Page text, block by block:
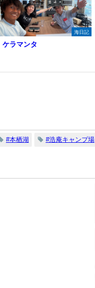
海日記
ケラマンタ
#本栖湖 #浩庵キャンプ場